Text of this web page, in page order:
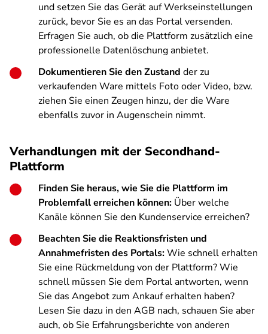
und setzen Sie das Gerät auf Werkseinstellungen
zurück, bevor Sie es an das Portal versenden.
Erfragen Sie auch, ob die Plattform zusätzlich eine
professionelle Datenlöschung anbietet.
Dokumentieren Sie den Zustand der zu
verkaufenden Ware mittels Foto oder Video, bzw.
ziehen Sie einen Zeugen hinzu, der die Ware
ebenfalls zuvor in Augenschein nimmt.
Verhandlungen mit der Secondhand-
Plattform
Finden Sie heraus, wie Sie die Plattform im
Problemfall erreichen können: Über welche
Kanäle können Sie den Kundenservice erreichen?
Beachten Sie die Reaktionsfristen und
Annahmefristen des Portals:Wie schnell erhalten
Sie eine Rückmeldung von der Plattform? Wie
schnell müssen Sie dem Portal antworten, wenn
Sie das Angebot zum Ankauf erhalten haben?
Lesen Sie dazu in den AGB nach, schauen Sie aber
auch, ob Sie Erfahrungsberichte von anderen